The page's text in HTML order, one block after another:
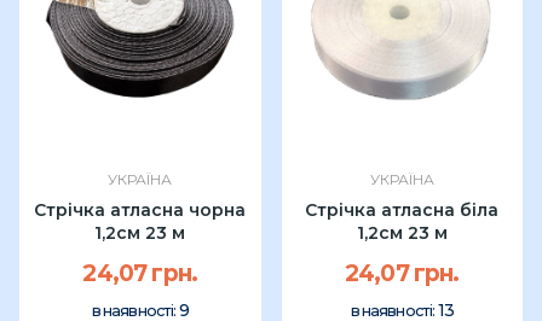
УКРАЇНА
Стрічка атласна чорна
1,2см 23 м
24,07 грн.
в наявності: 9
УКРАЇНА
Стрічка атласна біла
1,2см 23 м
24,07 грн.
в наявності: 13